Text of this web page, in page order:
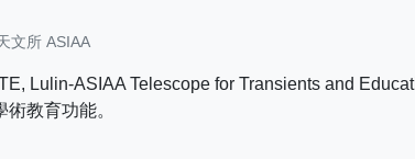
文所 ASIAA
Lulin-ASIAA Telescope for Transients and
教育功能。